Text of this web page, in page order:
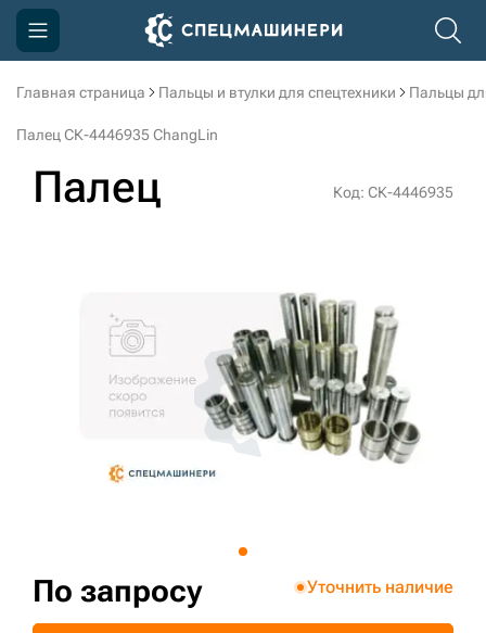
Главная страница Пальцы и втулки для спецтехники Пальцы
Палец СК-4446935 ChangLin
Палец Код: СК-4446935
По запросу Уточнить наличие
Компания
Доставка и оплата
3D тур по производству
3D тур по складам
sksale@skdst.ru